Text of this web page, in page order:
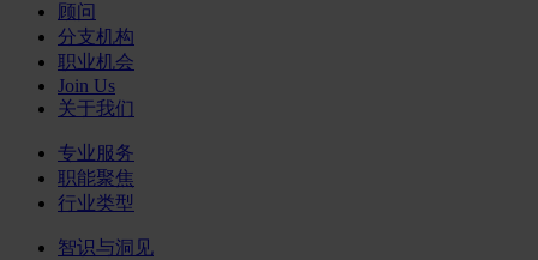
顾问
分支机构
职业机会
Join Us
关于我们
专业服务
职能聚焦
行业类型
智识与洞见